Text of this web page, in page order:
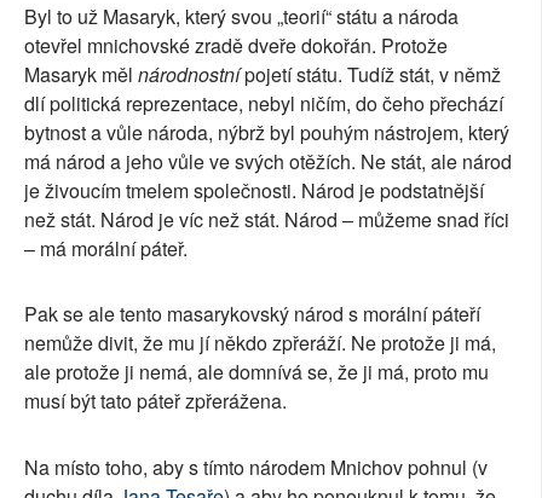
Byl to už Masaryk, který svou „teorií“ státu a národa
otevřel mnichovské zradě dveře dokořán. Protože
Masaryk měl národnostnípojetí státu. Tudíž stát, v němž
dlí politická reprezentace, nebyl ničím, do čeho přechází
bytnost a vůle národa, nýbrž byl pouhým nástrojem, který
má národ a jeho vůle ve svých otěžích. Ne stát, ale národ
je živoucím tmelem společnosti. Národ je podstatnější
než stát. Národ je víc než stát. Národ – můžeme snad říci
– má morální páteř.
Pak se ale tento masarykovský národ s morální páteří
nemůže divit, že mu jí někdo zpřeráží. Ne protože ji má,
ale protože ji nemá, ale domnívá se, že ji má, proto mu
musí být tato páteř zpřerážena.
Na místo toho, aby s tímto národem Mnichov pohnul (v